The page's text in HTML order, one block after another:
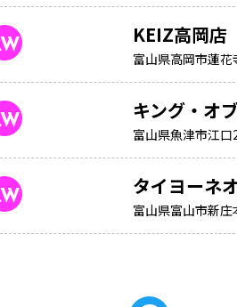
KEIZ高岡店
富山県高岡市蓮花
キング・オ
富山県魚津市江口
タイヨーネ
富山県富山市新